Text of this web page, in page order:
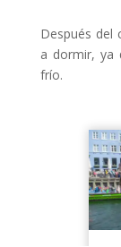
Después del
a dormir, ya
frío.